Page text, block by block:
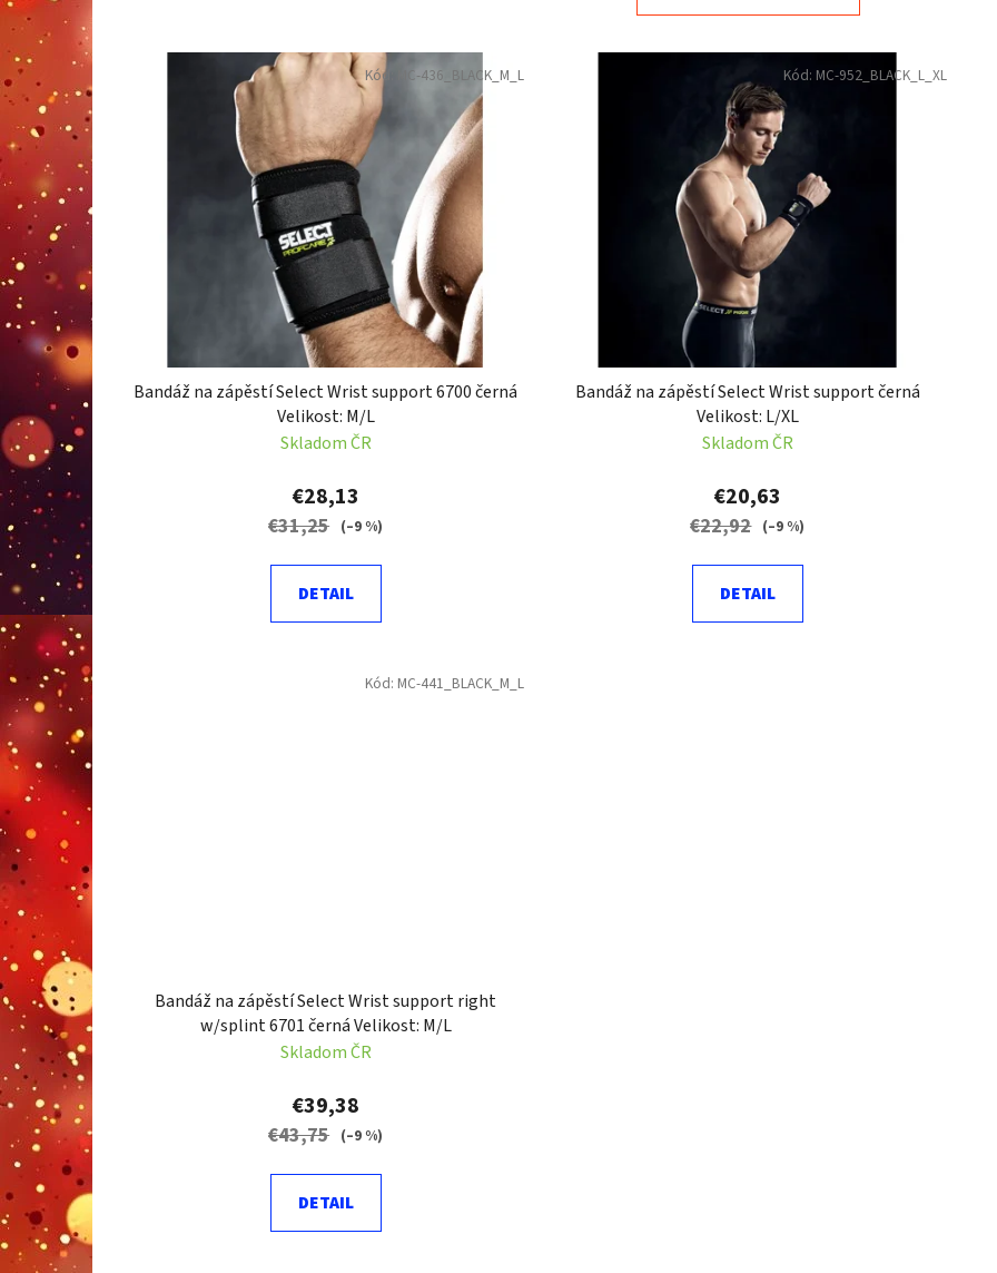
Bandáž na zápěstí Select Wrist support 6700 černá
Velikost: M/L
Skladom ČR
€28,13
€31,25 (–9 %)
DETAIL
Kód: MC-436_BLACK_M_L
Bandáž na zápěstí Select Wrist support černá
Velikost: L/XL
Skladom ČR
€20,63
€22,92 (–9 %)
DETAIL
Kód: MC-952_BLACK_L_XL
Bandáž na zápěstí Select Wrist support right
w/splint 6701 černá Velikost: M/L
Skladom ČR
€39,38
€43,75 (–9 %)
DETAIL
Kód: MC-441_BLACK_M_L